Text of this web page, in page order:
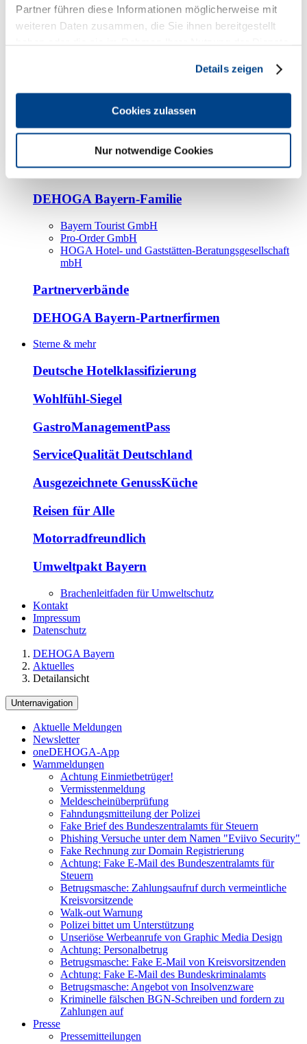
Partner führen diese Informationen möglicherweise mit
weiteren Daten zusammen, die Sie ihnen bereitgestellt
Details zeigen
Cookies zulassen
Nur notwendige Cookies
Kooperationspartner
Tourismusorganisationen
Bayern Tourismus Marketing GmbH
DEHOGA-Familie
Bundesverband
Fachverbände
DEHOGA Bayern-Familie
Bayern Tourist GmbH
Pro-Order GmbH
HOGA Hotel- und Gaststätten-Beratungsgesellschaft
mbH
Partnerverbände
DEHOGA Bayern-Partnerfirmen
Sterne & mehr
Deutsche Hotelklassifizierung
Wohlfühl-Siegel
GastroManagementPass
ServiceQualität Deutschland
Ausgezeichnete GenussKüche
Reisen für Alle
Motorradfreundlich
Umweltpakt Bayern
Brachenleitfaden für Umweltschutz
Kontakt
Impressum
Datenschutz
DEHOGA Bayern
Aktuelles
Detailansicht
Unternavigation
Aktuelle Meldungen
Newsletter
oneDEHOGA-App
Warnmeldungen
Achtung Einmietbetrüger!
Vermisstenmeldung
Meldescheinüberprüfung
Fahndungsmitteilung der Polizei
Fake Brief des Bundeszentralamts für Steuern
Phishing Versuche unter dem Namen "Eviivo Security"
Fake Rechnung zur Domain Registrierung
Achtung: Fake E-Mail des Bundeszentralamts für
Steuern
Betrugsmasche: Zahlungsaufruf durch vermeintliche
Kreisvorsitzende
Walk-out Warnung
Polizei bittet um Unterstützung
Unseriöse Werbeanrufe von Graphic Media Design
Achtung: Personalbetrug
Betrugsmasche: Fake E-Mail von Kreisvorsitzenden
Achtung: Fake E-Mail des Bundeskriminalamts
Betrugsmasche: Angebot von Insolvenzware
Kriminelle fälschen BGN-Schreiben und fordern zu
Zahlungen auf
Presse
Pressemitteilungen